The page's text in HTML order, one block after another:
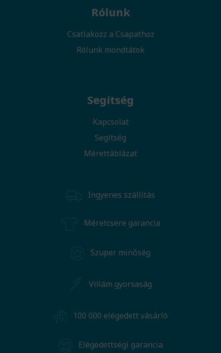
Rólunk
Csatlakozz a Csapathoz
Rólunk mondtátok
Segítség
Kapcsolat
Segítség
Mérettáblázat
Ingyenes szállítás
Méretcsere garancia
Szuper minőség
Villám gyorsaság
100 000 elégedett vásárló
Elégedettségi garancia